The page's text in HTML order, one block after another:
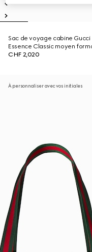
Sac de voyage cabine Gucci
Essence Classic moyen
CHF 2,020
À personnaliser avec vos initiales